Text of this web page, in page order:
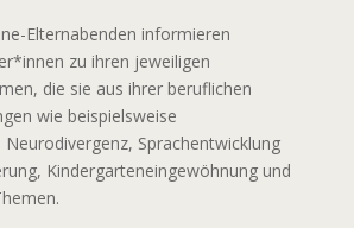
Elternabenden informieren
zu ihren jeweiligen
die sie aus ihrer beruflichen
wie beispielsweise
Sprachentwicklung
Kindergarteneingewöhnung und